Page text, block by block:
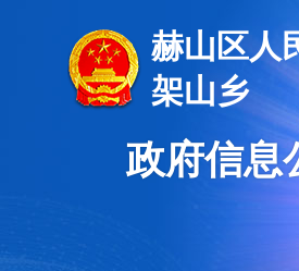
赫山区人
架山乡
政府信息